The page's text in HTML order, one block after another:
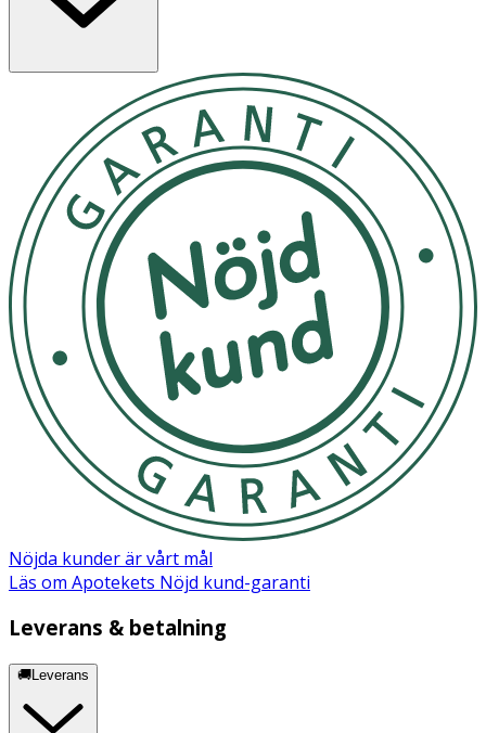
Kroppsolja: Applicera en liten mängd olja i handflatan och
efter applicering kan kläder användas direkt. Badolja:
Applicera 5-10st droppar i ett varmt bad. Massageolja:
Applicera 1-2st droppar i din basolja.
Förvaras torrt
OK för gravida och ammande:
Ja
Ingredienser:
Helianthus Annuus (Sunflower) Seed Oil, Parfum
(Fragrance), Cocos Nucifera (Coconut) Oil, Prunus
Amygdalus Dulcis (Sweet Almond) Oil, Vitis Vinifera
(Grape) Seed Oil, Carthamus Tinctorius (Safflower) Seed
Oil, Tocopherol, Moringa Oleifera (Moringa) Seed Oil,
Sclerocarya Birrea (Marula) Seed Oil, Simmondsia
Chinensis (Jojoba) Seed Oil, Citrus Aurantium Rutaceae
(Petitgrain) Oil, Cananga Odorata Macrophylla (Ylang) Oil,
Linalool, Citronellol, Benzyl Benzoate, Limonene,
Geraniol, Benzyl Salicylate, Farnesol.
Nöjda kunder är vårt mål
Läs om Apotekets Nöjd kund-garanti
Leverans & betalning
🚚Leverans